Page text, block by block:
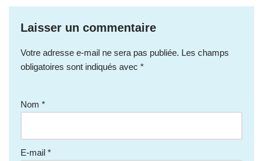
Laisser un commentaire
Votre adresse e-mail ne sera pas publiée. Les champs
obligatoires sont indiqués avec *
Nom *
E-mail *